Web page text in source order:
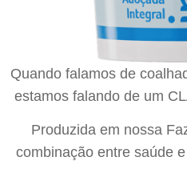
Quando falamos de
estamos falando de um
Produzida em nossa
combinação entre saúde